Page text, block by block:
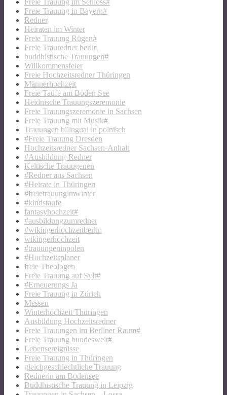
Freie Trauung in Bayern#
Redner
Heiraten im Winter
Freie Trauung Rügen#
Freie Trauredner berlin
buddhistische Trauungen#
Willkommensfeier
Freie Hochzeitsredner Thüringen
Männerhochzeit
Freie Taufe am Boden See
Heidnische Trauungszeremonie
Freie Trauungszeremonie in Sachsen
Freie Trauung mit Musik#
Trauungen bilingual in polnisch
#Freie Trauung Dresden
Hochzeitsredner Sachsen-Anhalt
#Ausbildung-Redner
Keltische Trauugenen
#Redner aus Sachsen
#Heirate in Thüringen
#freietrauungimwinter
#kindstaufe
fantasyhochzeit#
#ausbildungzumredner
#wikingerhochzeitberlin
wikingerhochzeit
#trauungeninpolen
#Hochzeitsplaner
freie Theologen
Freie Trauung auf Sylt#
#Erneuerungs Ja
Freie Trauung in Zürich
Messen
Winterhochzeit Thüringen
Ausbildung Hochzeitsredner
Freie Trauungen im Berliner Raum#
Freie Trauung bundesweit#
Lebensereignisse
Freie Trauung in Thüringen
gleichgeschlechtliche Trauung
Rednerin am Bodensee
Buddhistische Trauung in Leipzig